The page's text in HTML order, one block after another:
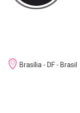
Brasília - DF - Brasil